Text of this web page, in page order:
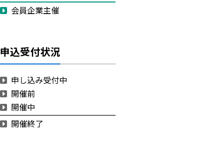
会員企業主催
申込受付状況
申し込み受付中
開催前
開催中
開催終了